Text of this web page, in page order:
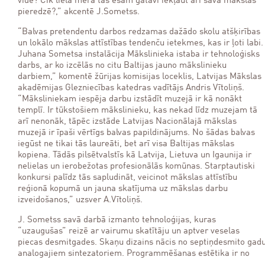
pieredzē?,” akcentē J.Sometss.
“Balvas pretendentu darbos redzamas dažādo skolu atšķirības
un lokālo mākslas attīstības tendenču ietekmes, kas ir ļoti labi.
Juhana Sometsa instalācija Mākslinieka istaba ir tehnoloģisks
darbs, ar ko izcēlās no citu Baltijas jauno mākslinieku
darbiem,” komentē žūrijas komisijas loceklis, Latvijas Mākslas
akadēmijas Glezniecības katedras vadītājs Andris Vītoliņš.
“Māksliniekam iespēja darbu izstādīt muzejā ir kā nonākt
templī. Ir tūkstošiem mākslinieku, kas nekad līdz muzejam tā
arī nenonāk, tāpēc izstāde Latvijas Nacionālajā mākslas
muzejā ir īpaši vērtīgs balvas papildinājums. No šādas balvas
iegūst ne tikai tās laureāti, bet arī visa Baltijas mākslas
kopiena. Tādās pilsētvalstīs kā Latvija, Lietuva un Igaunija ir
nelielas un ierobežotas profesionālās komūnas. Starptautiski
konkursi palīdz tās sapludināt, veicinot mākslas attīstību
reģionā kopumā un jauna skatījuma uz mākslas darbu
izveidošanos,” uzsver A.Vītoliņš.
J. Sometss savā darbā izmanto tehnoloģijas, kuras
“uzaugušas” reizē ar vairumu skatītāju un aptver veselas
piecas desmitgades. Skaņu dizains nācis no septiņdesmito
analogajiem sintezatoriem. Programmēšanas estētika ir no